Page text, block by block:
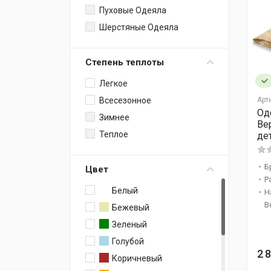
Микроволокно DownFill
Натуральный Шелк /
Хлопковое Волокно
Полушерстяное
Синтетическое Полотно
Шерсть Мериноса
Хлопковая Вата
Натуральный Шелк
Пуховые Одеяла
Шерстяные Одеяла
Степень теплоты
Легкое
Всесезонное
Зимнее
Теплое
Цвет
Белый
Бежевый
Зеленый
Голубой
Коричневый
2